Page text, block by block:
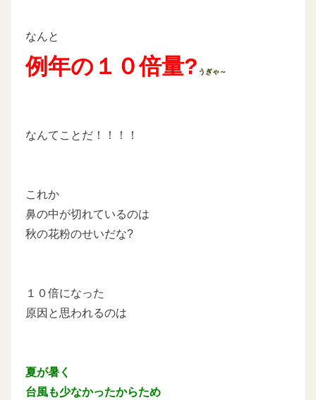
なんと
例年の１０倍量? うぎゃ～
なんてことだ！！！！
これか
鼻の中が切れているのは
秋の花粉のせいだな?
１０倍になった
原因と思われるのは
夏が暑く
台風も少なかったからため